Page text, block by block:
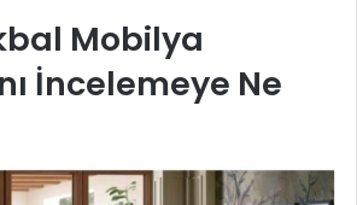
Mobilya
İncelemeye Ne